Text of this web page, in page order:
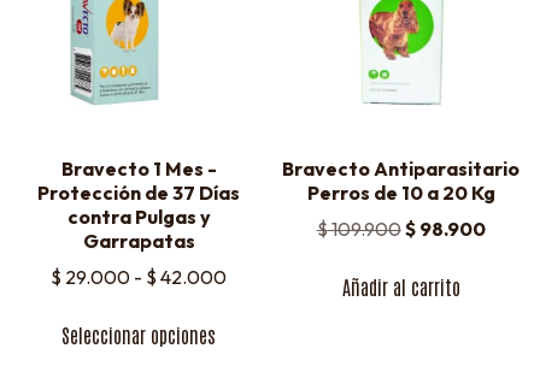
Bravecto 1 Mes -
Protección de 37 Días
contra Pulgas y
Garrapatas
$ 29.000 - $ 42.000
Seleccionar opciones
Bravecto Antiparasitario
Perros de 10 a 20 Kg
$109.900$98.900
Añadir al carrito